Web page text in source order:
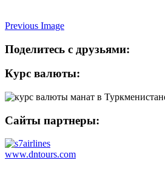
Previous Image
Поделитесь с друзьями:
Курс валюты:
Сайты партнеры:
www.dntours.com